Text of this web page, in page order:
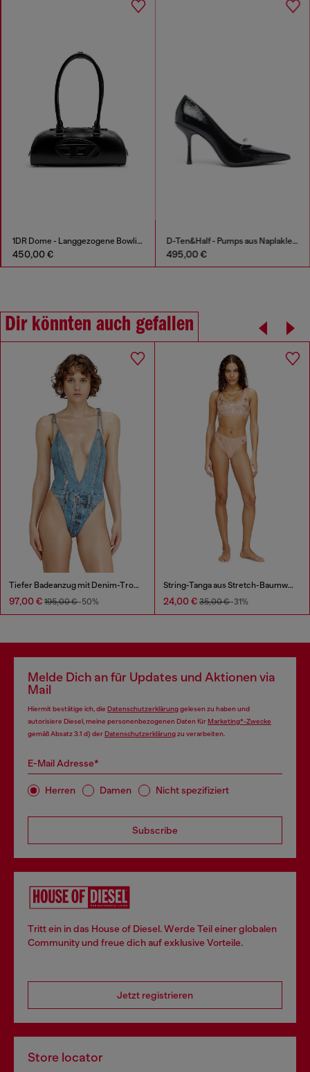
1DR Dome - Langgezogene Bowlingtasche aus Leder
450,00 €
D-Ten&Half - Pumps aus Naplakleder
495,00 €
Dir könnten auch gefallen
Tiefer Badeanzug mit Denim-Trompe l'œil
97,00 € 195,00 €-50%
String-Tanga aus Stretch-Baumwolle mit Metallic-Effekt
24,00 € 35,00 €-31%
Melde Dich an für Updates und Aktionen via
Mail
Hiermit bestätige ich, die Datenschutzerklärunggelesen zu haben und
autorisiere Diesel, meine personenbezogenen Daten fürMarketing*-Zwecke
gemäß Absatz 3.1 d) derDatenschutzerklärungzu verarbeiten.
E-Mail Adresse*
Herren Damen Nicht spezifiziert
Subscribe
Tritt ein in das House of Diesel. Werde Teil einer globalen
Community und freue dich auf exklusive Vorteile.
Jetzt registrieren
Store locator